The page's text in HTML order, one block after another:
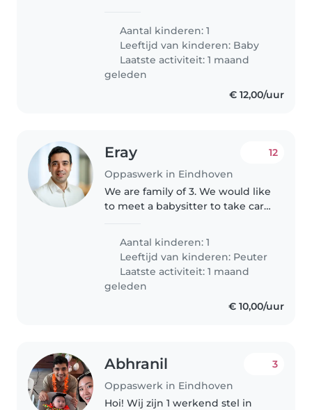
kat genaamd gizmo ☺️
Aantal kinderen: 1
Leeftijd van kinderen: Baby
Laatste activiteit: 1 maand
geleden
€ 12,00/uur
Eray
Oppaswerk in Eindhoven
12
We are family of 3. We would like
to meet a babysitter to take care
go out. Also sometimes Thursday
and Friday afternoons we need
support to someone..
Aantal kinderen: 1
Leeftijd van kinderen: Peuter
Laatste activiteit: 1 maand
geleden
€ 10,00/uur
Abhranil
Oppaswerk in Eindhoven
3
Hoi! Wij zijn 1 werkend stel in